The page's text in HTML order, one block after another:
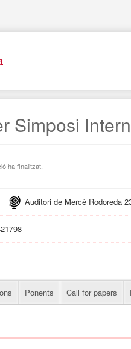
Simposi
ha finalitzat.
Auditori de Mercè Rodoreda
Ponents Call for papers